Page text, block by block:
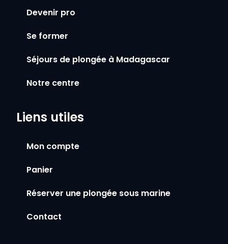
Devenir pro
Se former
Séjours de plongée à Madagascar
Notre centre
Liens utiles
Mon compte
Panier
Réserver une plongée sous marine
Contact